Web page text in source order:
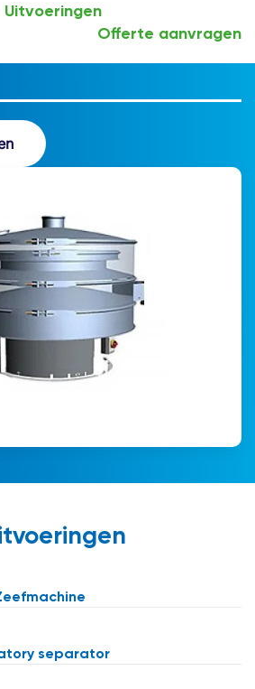
Uitvoeringen
Offerte aanvragen
separator